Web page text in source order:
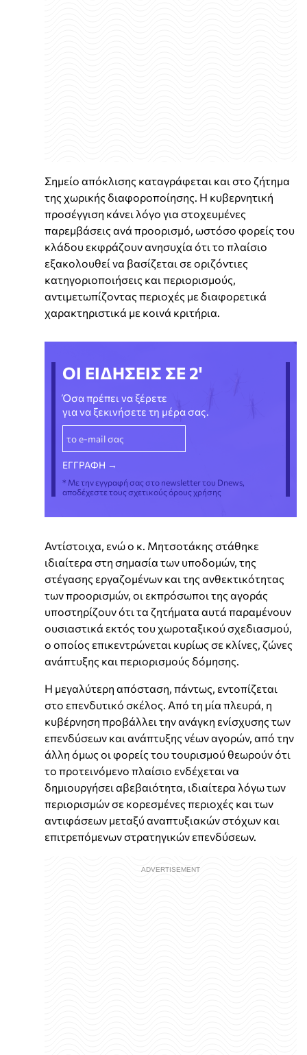
Σημείο απόκλισης καταγράφεται και στο ζήτημα
της χωρικής διαφοροποίησης. Η κυβερνητική
προσέγγιση κάνει λόγο για στοχευμένες
παρεμβάσεις ανά προορισμό, ωστόσο φορείς του
κλάδου εκφράζουν ανησυχία ότι το πλαίσιο
εξακολουθεί να βασίζεται σε οριζόντιες
κατηγοριοποιήσεις και περιορισμούς,
αντιμετωπίζοντας περιοχές με διαφορετικά
χαρακτηριστικά με κοινά κριτήρια.
ΟΙ ΕΙΔΗΣΕΙΣ ΣΕ 2'
Όσα πρέπει να ξέρετε
για να ξεκινήσετε τη μέρα σας.
* Με την εγγραφή σας στο newsletter του Dnews,
αποδέχεστε τους σχετικούς όρους χρήσης
Αντίστοιχα, ενώ ο κ. Μητσοτάκης στάθηκε
ιδιαίτερα στη σημασία των υποδομών, της
στέγασης εργαζομένων και της ανθεκτικότητας
των προορισμών, οι εκπρόσωποι της αγοράς
υποστηρίζουν ότι τα ζητήματα αυτά παραμένουν
ουσιαστικά εκτός του χωροταξικού σχεδιασμού,
ο οποίος επικεντρώνεται κυρίως σε κλίνες, ζώνες
ανάπτυξης και περιορισμούς δόμησης.
Η μεγαλύτερη απόσταση, πάντως, εντοπίζεται
στο επενδυτικό σκέλος. Από τη μία πλευρά, η
κυβέρνηση προβάλλει την ανάγκη ενίσχυσης των
επενδύσεων και ανάπτυξης νέων αγορών, από την
άλλη όμως οι φορείς του τουρισμού θεωρούν ότι
το προτεινόμενο πλαίσιο ενδέχεται να
δημιουργήσει αβεβαιότητα, ιδιαίτερα λόγω των
περιορισμών σε κορεσμένες περιοχές και των
αντιφάσεων μεταξύ αναπτυξιακών στόχων και
επιτρεπόμενων στρατηγικών επενδύσεων.